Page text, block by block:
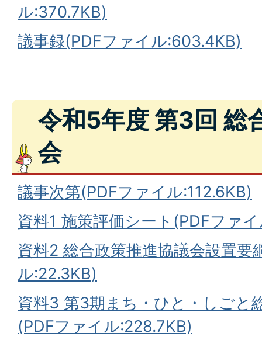
ル:370.7KB)
議事録(PDFファイル:603.4KB)
令和5年度 第3回 総
会
議事次第(PDFファイル:112.6KB)
資料1 施策評価シート(PDFファ
資料2 総合政策推進協議会設置要
ル:22.3KB)
資料3 第3期まち・ひと・しごと
(PDFファイル:228.7KB)